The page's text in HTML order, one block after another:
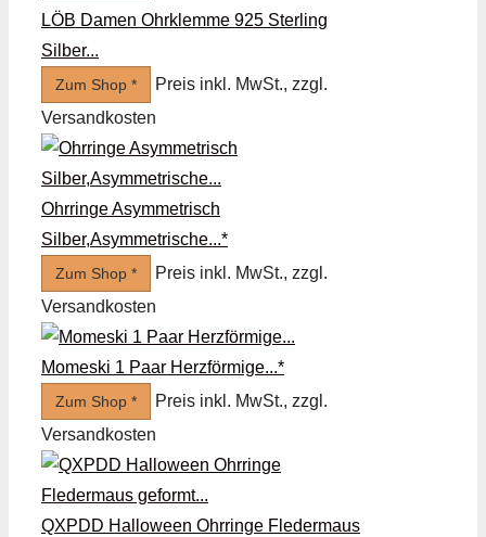
LÖB Damen Ohrklemme 925 Sterling
Silber...
Zum Shop *
Preis inkl. MwSt., zzgl.
Versandkosten
Ohrringe Asymmetrisch
Silber,Asymmetrische...*
Zum Shop *
Preis inkl. MwSt., zzgl.
Versandkosten
Momeski 1 Paar Herzförmige...*
Zum Shop *
Preis inkl. MwSt., zzgl.
Versandkosten
QXPDD Halloween Ohrringe Fledermaus